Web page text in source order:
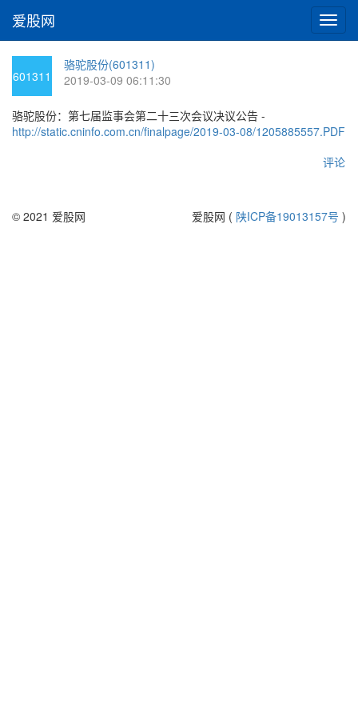
切
换
爱股网
601311
骆驼股份(601311)
2019-03-09 06:11:30
骆驼股份：第七届监事会第二十三次会议决议公告 -
http://static.cninfo.com.cn/finalpage/2019-03-08/1205885557.PDF
评论
© 2021 爱股网 爱股网 ( 陕ICP备19013157号 )